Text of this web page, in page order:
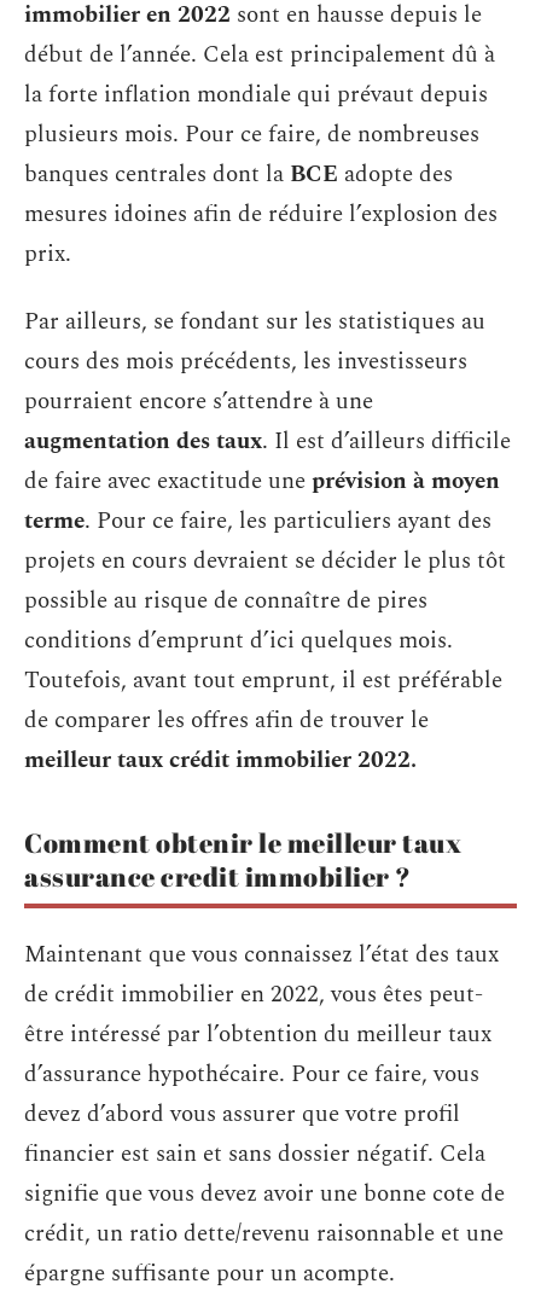
immobilier en 2022 sont en hausse depuis le
début de l’année. Cela est principalement dû à
la forte inflation mondiale qui prévaut depuis
plusieurs mois. Pour ce faire, de nombreuses
banques centrales dont la BCE adopte des
mesures idoines afin de réduire l’explosion des
prix.
Par ailleurs, se fondant sur les statistiques au
cours des mois précédents, les investisseurs
pourraient encore s’attendre à une
augmentation des taux. Il est d’ailleurs difficile
de faire avec exactitude uneprévision à moyen
terme. Pour ce faire, les particuliers ayant des
projets en cours devraient se décider le plus tôt
possible au risque de connaître de pires
conditions d’emprunt d’ici quelques mois.
Toutefois, avant tout emprunt, il est préférable
de comparer les offres afin de trouver le
meilleur taux crédit immobilier 2022.
Comment obtenir le meilleur taux
assurance credit immobilier ?
Maintenant que vous connaissez l’état des taux
de crédit immobilier en 2022, vous êtes peut-
être intéressé par l’obtention du meilleur taux
d’assurance hypothécaire. Pour ce faire, vous
devez d’abord vous assurer que votre profil
financier est sain et sans dossier négatif. Cela
signifie que vous devez avoir une bonne cote de
crédit, un ratio dette/revenu raisonnable et une
épargne suffisante pour un acompte.